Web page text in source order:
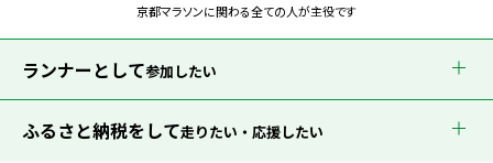
京都マラソンに関わる全ての人が主役です
ランナーとして参加したい
ふるさと納税をして走りたい・応援したい